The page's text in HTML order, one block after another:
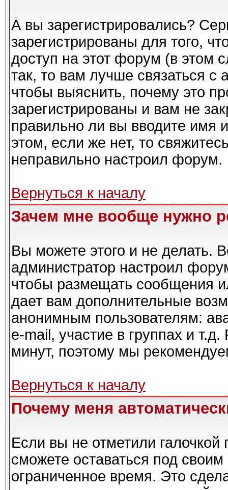
А вы зарегистрировались?
зарегистрированы для того,
доступ на этот форум (в этом
так, то вам лучше связаться
чтобы выяснить, почему это
зарегистрированы и вам не
правильно ли вы вводите
этом, если же нет, то
неправильно настроил форум.
Вернуться к началу
Зачем мне вообще нужно
Вы можете этого и не делать.
администратор настроил
чтобы размещать сообщения
дает вам дополнительные
анонимным пользователям:
e-mail, участие в группах и
минут, поэтому мы
Вернуться к началу
Почему меня
Если вы не отметили галочкой
сможете оставаться под
ограниченное время. Это